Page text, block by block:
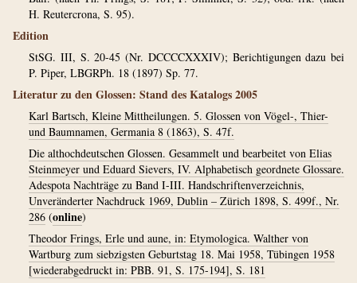
H. Reutercrona, S. 95).
Edition
StSG. III, S. 20-45 (Nr. DCCCCXXXIV); Berichtigungen dazu bei
P. Piper, LBGRPh. 18 (1897) Sp. 77.
Literatur zu den Glossen: Stand des Katalogs 2005
Karl Bartsch, Kleine Mittheilungen. 5. Glossen von Vögel-, Thier-
und Baumnamen, Germania 8 (1863), S. 47f.
Die althochdeutschen Glossen. Gesammelt und bearbeitet von Elias
Steinmeyer und Eduard Sievers, IV. Alphabetisch geordnete Glossare.
Adespota Nachträge zu Band I-III. Handschriftenverzeichnis,
Unveränderter Nachdruck 1969, Dublin – Zürich 1898, S. 499f., Nr.
286 (online)
Theodor Frings, Erle und aune, in: Etymologica. Walther von
Wartburg zum siebzigsten Geburtstag 18. Mai 1958, Tübingen 1958
[wiederabgedruckt in: PBB. 91, S. 175-194], S. 181